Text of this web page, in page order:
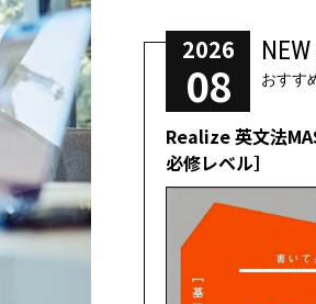
2026
08 おすす
Realize 英文法
必修レベル］